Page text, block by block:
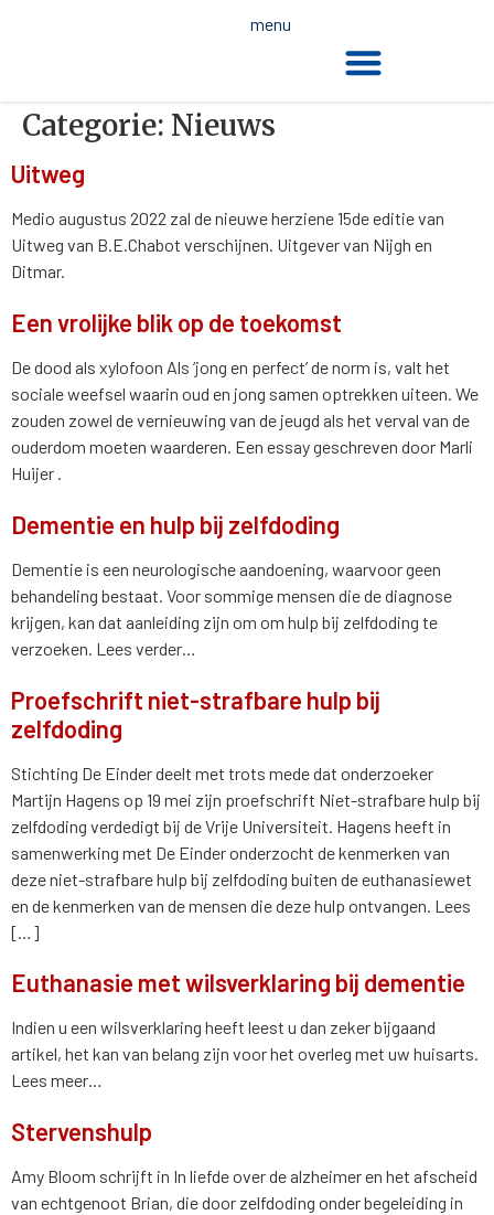
menu
Categorie: Nieuws
Uitweg
Medio augustus 2022 zal de nieuwe herziene 15de editie van
Uitweg van B.E.Chabot verschijnen. Uitgever van Nijgh en
Ditmar.
Een vrolijke blik op de toekomst
De dood als xylofoon Als ‘jong en perfect’ de norm is, valt het
sociale weefsel waarin oud en jong samen optrekken uiteen. We
zouden zowel de vernieuwing van de jeugd als het verval van de
ouderdom moeten waarderen. Een essay geschreven door Marli
Huijer .
Dementie en hulp bij zelfdoding
Dementie is een neurologische aandoening, waarvoor geen
behandeling bestaat. Voor sommige mensen die de diagnose
krijgen, kan dat aanleiding zijn om om hulp bij zelfdoding te
verzoeken. Lees verder…
Proefschrift niet-strafbare hulp bij
zelfdoding
Stichting De Einder deelt met trots mede dat onderzoeker
Martijn Hagens op 19 mei zijn proefschrift Niet-strafbare hulp bij
zelfdoding verdedigt bij de Vrije Universiteit. Hagens heeft in
samenwerking met De Einder onderzocht de kenmerken van
deze niet-strafbare hulp bij zelfdoding buiten de euthanasiewet
en de kenmerken van de mensen die deze hulp ontvangen. Lees
[…]
Euthanasie met wilsverklaring bij dementie
Indien u een wilsverklaring heeft leest u dan zeker bijgaand
artikel, het kan van belang zijn voor het overleg met uw huisarts.
Lees meer…
Stervenshulp
Amy Bloom schrijft in In liefde over de alzheimer en het afscheid
van echtgenoot Brian, die door zelfdoding onder begeleiding in